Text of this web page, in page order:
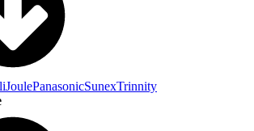
JoulePanasonicSunexTrinnity